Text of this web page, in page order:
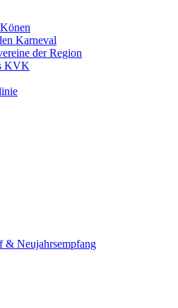
Karneval
der Region
KVK
& Neujahrsempfang